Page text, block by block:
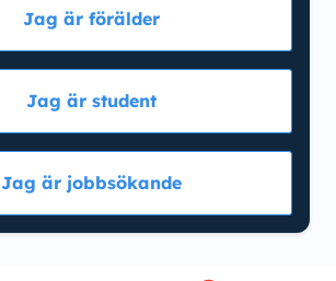
Jag är förälder
Jag är student
Jag är jobbsökande